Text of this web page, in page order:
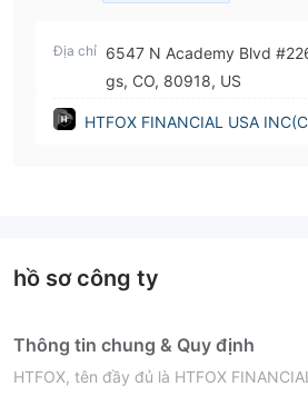
Địa chỉ 6547 N Academy Blvd
gs, CO, 80918, US
HTFOX FINANCIAL USA
hồ sơ công ty
Thông tin chung & Quy định
HTFOX, tên đầy đủ là HTFOX